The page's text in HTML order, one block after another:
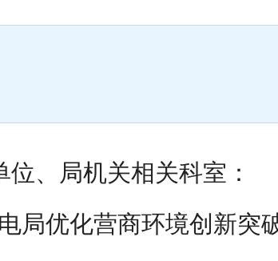
、 局机关相关科室：
局优化营商环境创新突